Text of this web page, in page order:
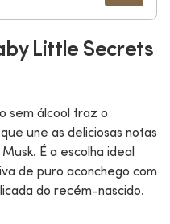
Little Secrets
sem álcool traz o
une as deliciosas notas
É a escolha ideal
de puro aconchego com
do recém-nascido.